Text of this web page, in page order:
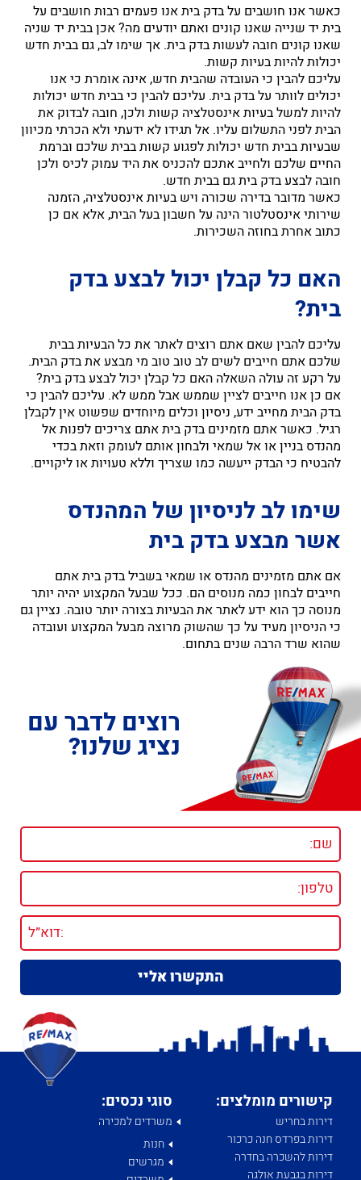
כאשר אנו חושבים על בדק בית אנו פעמים רבות חושבים על
בית יד שנייה שאנו קונים ואתם יודעים מה? אכן בבית יד שניה
שאנו קונים חובה לעשות בדק בית. אך שימו לב, גם בבית חדש
יכולות להיות בעיות קשות.
עליכם להבין כי העובדה שהבית חדש, אינה אומרת כי אנו
יכולים לוותר על בדק בית. עליכם להבין כי בבית חדש יכולות
להיות למשל בעיות אינסטלציה קשות ולכן, חובה לבדוק את
הבית לפני התשלום עליו. אל תגידו לא ידעתי ולא הכרתי מכיוון
שבעיות בבית חדש יכולות לפגוע קשות בבית שלכם וברמת
החיים שלכם ולחייב אתכם להכניס את היד עמוק לכיס ולכן
חובה לבצע בדק בית גם בבית חדש.
כאשר מדובר בדירה שכורה ויש בעיות אינסטלציה, הזמנה
שירותי אינסטלטור הינה על חשבון בעל הבית, אלא אם כן
כתוב אחרת בחוזה השכירות.
האם כל קבלן יכול לבצע בדק
בית?
עליכם להבין שאם אתם רוצים לאתר את כל הבעיות בבית
שלכם אתם חייבים לשים לב טוב טוב מי מבצע את בדק הבית.
על רקע זה עולה השאלה האם כל קבלן יכול לבצע בדק בית?
אם כן אנו חייבים לציין שממש אבל ממש לא. עליכם להבין כי
בדק הבית מחייב ידע, ניסיון וכלים מיוחדים שפשוט אין לקבלן
רגיל. כאשר אתם מזמינים בדק בית אתם צריכים לפנות אל
מהנדס בניין או אל שמאי ולבחון אותם לעומק וזאת בכדי
להבטיח כי הבדק ייעשה כמו שצריך וללא טעויות או ליקויים.
שימו לב לניסיון של המהנדס
אשר מבצע בדק בית
אם אתם מזמינים מהנדס או שמאי בשביל בדק בית אתם
חייבים לבחון כמה מנוסים הם. ככל שבעל המקצוע יהיה יותר
מנוסה כך הוא ידע לאתר את הבעיות בצורה יותר טובה. נציין גם
כי הניסיון מעיד על כך שהשוק מרוצה מבעל המקצוע ועובדה
שהוא שרד הרבה שנים בתחום.
רוצים לדבר עם
נציג שלנו?
קישורים מומלצים:
דירות בחריש
דירות בפרדס חנה כרכור
דירות להשכרה בחדרה
דירות בגבעת אולגה
סוגי נכסים:
משרדים למכירה
חנות
מגרשים